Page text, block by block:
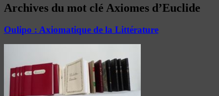
Archives du mot clé Axiomes d’Euclide
Oulipo : Axiomatique de la Littérature